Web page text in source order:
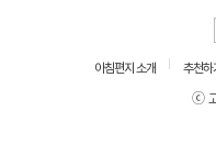
아침편지 소개 추천하
ⓒ 고